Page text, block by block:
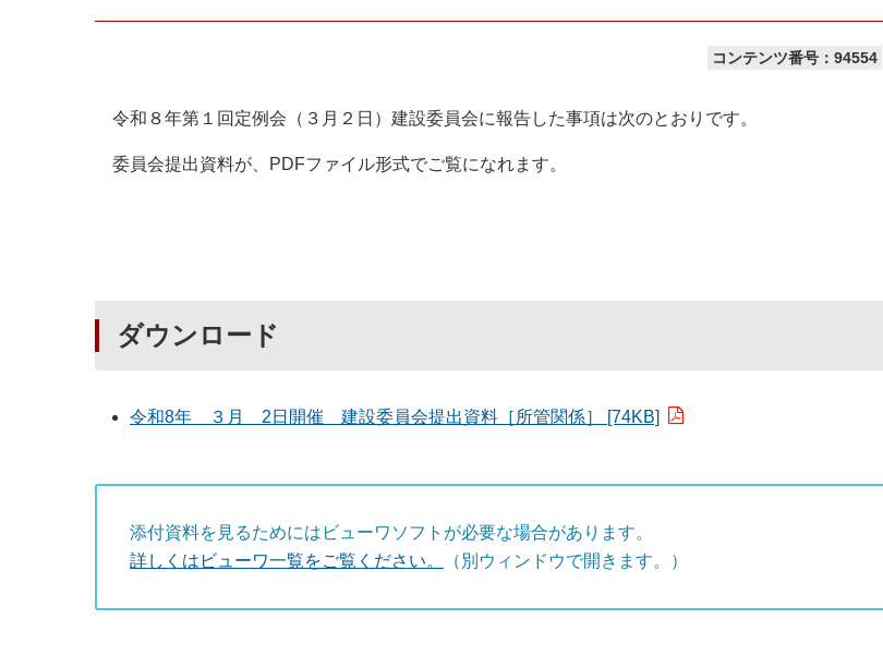
コンテンツ番号：94554
令和８年第１回定例会（３月２日）建設委員会に報告した事項は次のとおりです。
委員会提出資料が、PDFファイル形式でご覧になれます。
ダウンロード
令和8年 ３月 2日開催 建設委員会提出資料［所管関係］ [74KB]
添付資料を見るためにはビューワソフトが必要な場合があります。
詳しくはビューワ一覧をご覧ください。
（別ウィンドウで開きます。）